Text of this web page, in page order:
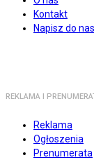
Kontakt
Napisz do nas
REKLAMA I
Reklama
Ogłoszenia
Prenumerata